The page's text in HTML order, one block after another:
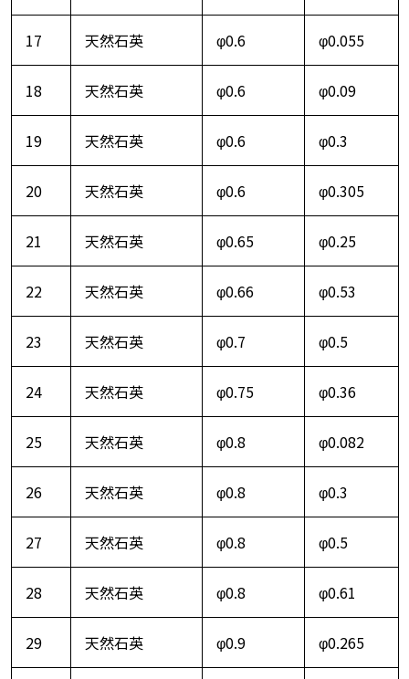
17 天然石英 φ0.6 φ0.055
18 天然石英 φ0.6 φ0.09
19 天然石英 φ0.6 φ0.3
20 天然石英 φ0.6 φ0.305
21 天然石英 φ0.65 φ0.25
22 天然石英 φ0.66 φ0.53
23 天然石英 φ0.7 φ0.5
24 天然石英 φ0.75 φ0.36
25 天然石英 φ0.8 φ0.082
26 天然石英 φ0.8 φ0.3
27 天然石英 φ0.8 φ0.5
28 天然石英 φ0.8 φ0.61
29 天然石英 φ0.9 φ0.265